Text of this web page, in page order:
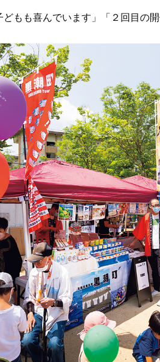
もも喜んでいます」「２回目の